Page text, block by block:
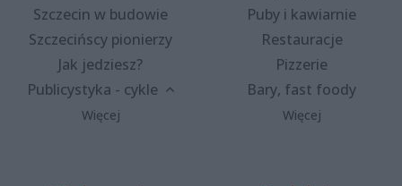
Szczecin w budowie
Szczecińscy pionierzy
Jak jedziesz?
Publicystyka - cykle
Więcej
Puby i kawiarnie
Restauracje
Pizzerie
Bary, fast foody
Więcej